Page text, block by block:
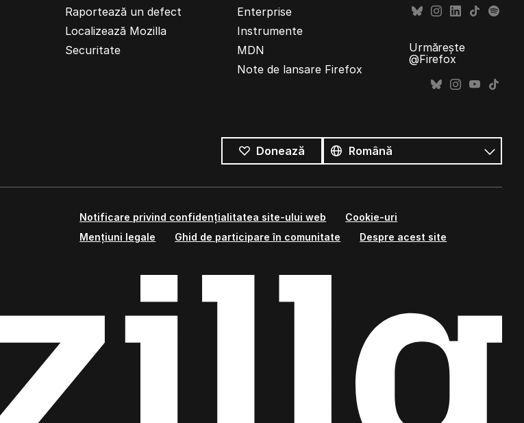
Raportează un defect
Localizează Mozilla
Securitate
Enterprise
Instrumente
MDN
Note de lansare Firefox
Urmărește
@Firefox
Donează
limbile
Limbă
Notificare privind confidențialitatea site-ului web
Cookie-uri
Mențiuni legale
Ghid de participare în comunitate Despre acest site